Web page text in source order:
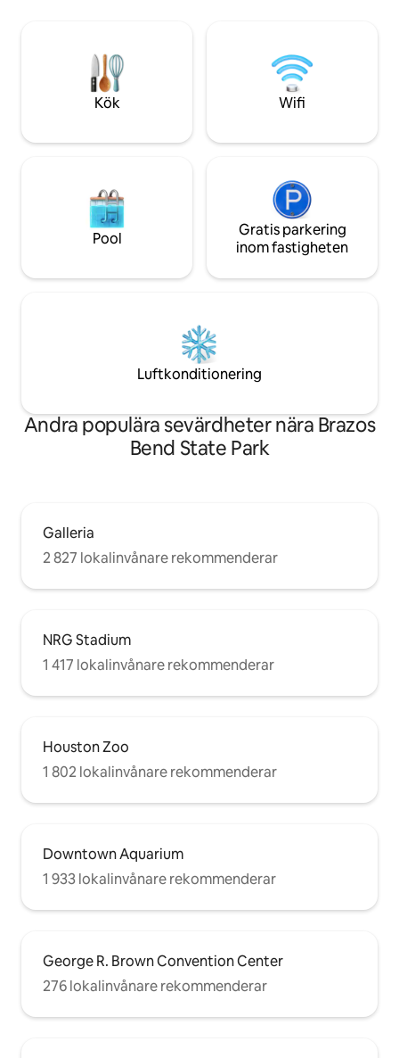
Kemah ~40 minuter till Galveston &
Moody Gardens En kort bilresa till
Friendswood, Clear Lake, Manvel/Alvin,
minuter från
minuter från
Kök Wifi
Pool
Gratis parkering
inom fastigheten
Luftkonditionering
Andra populära sevärdheter nära Brazos
Bend State Park
Galleria
2 827 lokalinvånare rekommenderar
NRG Stadium
1 417 lokalinvånare rekommenderar
Houston Zoo
1 802 lokalinvånare rekommenderar
Downtown Aquarium
1 933 lokalinvånare rekommenderar
George R. Brown Convention Center
276 lokalinvånare rekommenderar